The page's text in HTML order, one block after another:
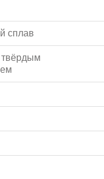
сплав
твёрдым